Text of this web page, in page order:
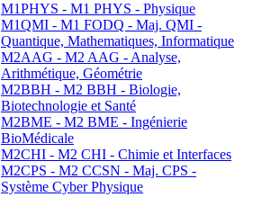
M1PHYS - M1 PHYS - Physique
M1QMI - M1 FODQ - Maj. QMI -
Quantique, Mathematiques, Informatique
M2AAG - M2 AAG - Analyse,
Arithmétique, Géométrie
M2BBH - M2 BBH - Biologie,
Biotechnologie et Santé
M2BME - M2 BME - Ingénierie
BioMédicale
M2CHI - M2 CHI - Chimie et Interfaces
M2CPS - M2 CCSN - Maj. CPS -
Système Cyber Physique